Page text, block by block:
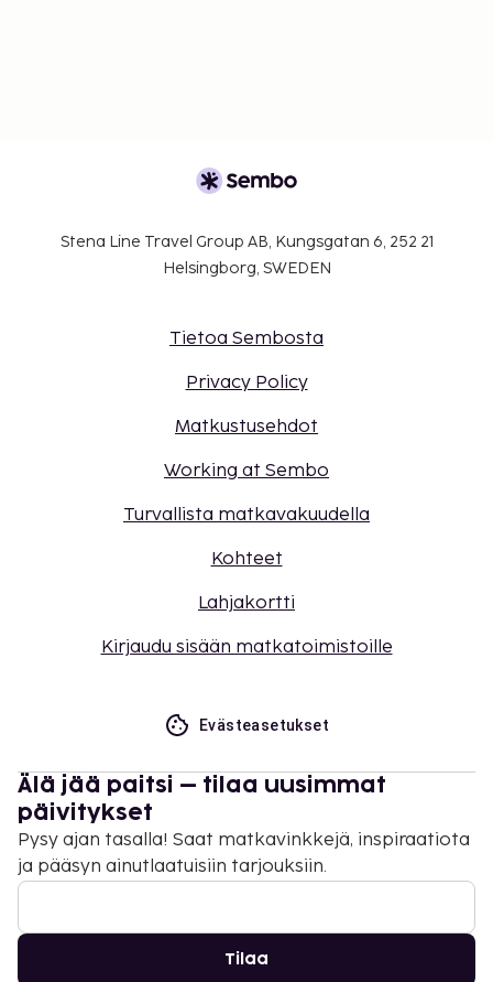
Stena Line Travel Group AB, Kungsgatan 6, 252 21
Helsingborg, SWEDEN
Tietoa Sembosta
Privacy Policy
Matkustusehdot
Working at Sembo
Turvallista matkavakuudella
Kohteet
Lahjakortti
Kirjaudu sisään matkatoimistoille
Evästeasetukset
Älä jää paitsi – tilaa uusimmat
päivitykset
Pysy ajan tasalla! Saat matkavinkkejä, inspiraatiota
ja pääsyn ainutlaatuisiin tarjouksiin.
Tilaa